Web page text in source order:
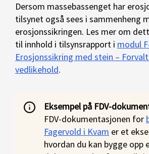
Dersom massebassenget har
tilsynet også sees i sammenheng
erosjonssikringen. Les mer om
til innhold i tilsynsrapport i modul
Erosjonssikring med stein –
vedlikehold.
Eksempel på FDV-
FDV-dokumentasjonen for
Fagervold i Kvam er et
hvordan du kan bygge opp